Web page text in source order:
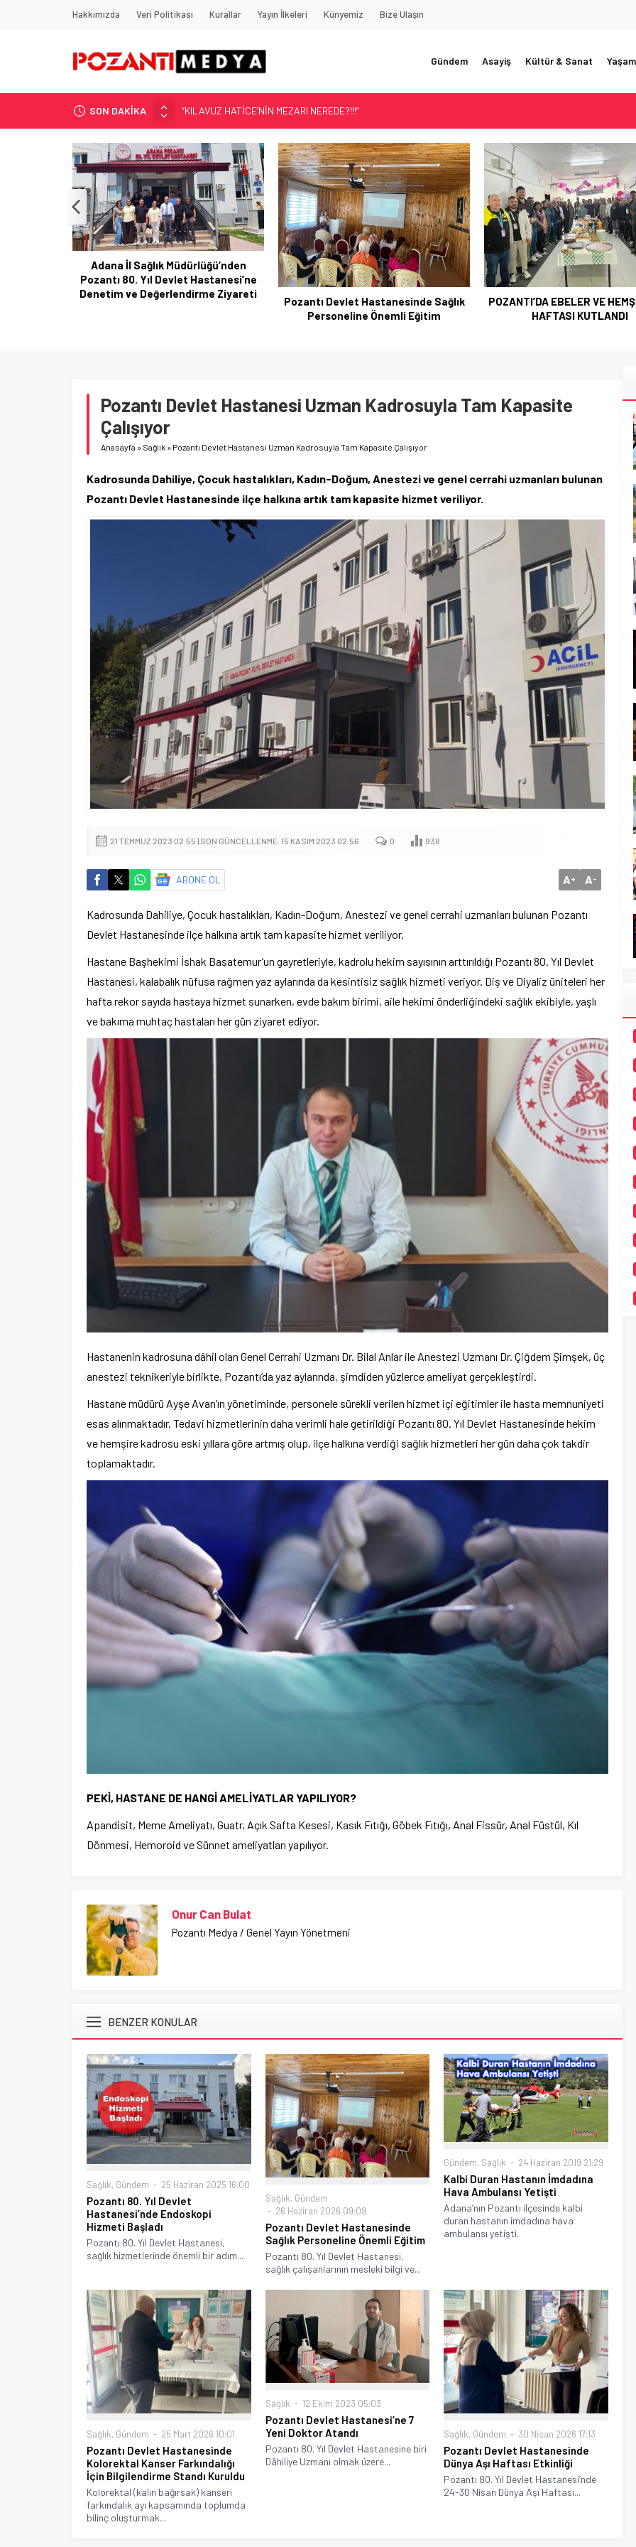
Hakkımızda Veri Politikası Kurallar Yayın İlkeleri Künyemiz Bize Ulaşın
Gündem Asayiş Kültür & Sanat Yaşam
SON DAKİKA
“KILAVUZ HATİCE’NİN MEZARI NEREDE?!!!”
Adana’nın Gizli Cenneti Pozantı Akçatekir Yaylası
Yılmaz Soğutma’dan Buzdolabı Uyarısı
Gaziantep, Mersin ve Adana’da Web Tasarımın Öncüsü GZR Ajans
Harun YÜCEL Yazdı: İLBER ORTAYLI
Adana İl Sağlık Müdürlüğü’nden
Pozantı 80. Yıl Devlet Hastanesi’ne
Denetim ve Değerlendirme Ziyareti
Pozantı Devlet Hastanesinde Sağlık
Personeline Önemli Eğitim
POZANTI’DA EBELER VE
HAFTASI KUTLANDI
Pozantı Devlet Hastanesi Uzman Kadrosuyla Tam Kapasite
Çalışıyor
Anasayfa » Sağlık » Pozantı Devlet Hastanesi Uzman Kadrosuyla Tam Kapasite Çalışıyor
Kadrosunda Dahiliye, Çocuk hastalıkları, Kadın-Doğum, Anestezi ve genel cerrahi uzmanları bulunan
Pozantı Devlet Hastanesinde ilçe halkına artık tam kapasite hizmet veriliyor.
21 TEMMUZ 2023 02:55 | SON GÜNCELLENME: 15 KASIM 2023 02:56 0 938
ABONE OL A+ A-
Kadrosunda Dahiliye, Çocuk hastalıkları, Kadın-Doğum, Anestezi ve genel cerrahi uzmanları bulunan Pozantı
Devlet Hastanesinde ilçe halkına artık tam kapasite hizmet veriliyor.
Hastane Başhekimi İshak Basatemur’un gayretleriyle, kadrolu hekim sayısının arttırıldığı Pozantı 80. Yıl Devlet
Hastanesi, kalabalık nüfusa rağmen yaz aylarında da kesintisiz sağlık hizmeti veriyor. Diş ve Diyaliz üniteleri her
hafta rekor sayıda hastaya hizmet sunarken, evde bakım birimi, aile hekimi önderliğindeki sağlık ekibiyle, yaşlı
ve bakıma muhtaç hastaları her gün ziyaret ediyor.
Hastanenin kadrosuna dâhil olan Genel Cerrahi Uzmanı Dr. Bilal Anlar ile Anestezi Uzmanı Dr. Çiğdem Şimşek, üç
anestezi teknikeriyle birlikte, Pozantı’da yaz aylarında, şimdiden yüzlerce ameliyat gerçekleştirdi.
Hastane müdürü Ayşe Avan’ın yönetiminde, personele sürekli verilen hizmet içi eğitimler ile hasta memnuniyeti
esas alınmaktadır. Tedavi hizmetlerinin daha verimli hale getirildiği Pozantı 80. Yıl Devlet Hastanesinde hekim
ve hemşire kadrosu eski yıllara göre artmış olup, ilçe halkına verdiği sağlık hizmetleri her gün daha çok takdir
toplamaktadır.
PEKİ, HASTANE DE HANGİ AMELİYATLAR YAPILIYOR?
Apandisit, Meme Ameliyatı, Guatr, Açık Safta Kesesi, Kasık Fıtığı, Göbek Fıtığı, Anal Fissür, Anal Füstül, Kıl
Dönmesi, Hemoroid ve Sünnet ameliyatları yapılıyor.
Onur Can Bulat
Pozantı Medya / Genel Yayın Yönetmeni
BENZER KONULAR
Sağlık, Gündem 25 Haziran 2025 16:00
Pozantı 80. Yıl Devlet
Hastanesi’nde Endoskopi
Hizmeti Başladı
Pozantı 80. Yıl Devlet Hastanesi,
sağlık hizmetlerinde önemli bir adım...
Sağlık, Gündem
26 Haziran 2026 09:09
Pozantı Devlet Hastanesinde
Sağlık Personeline Önemli Eğitim
Pozantı 80. Yıl Devlet Hastanesi,
sağlık çalışanlarının mesleki bilgi ve...
Gündem, Sağlık 24 Haziran 2019 21:29
Kalbi Duran Hastanın İmdadına
Hava Ambulansı Yetişti
Adana’nın Pozantı ilçesinde kalbi
duran hastanın imdadına hava
ambulansı yetişti.
Sağlık, Gündem 25 Mart 2026 10:01
Pozantı Devlet Hastanesinde
Kolorektal Kanser Farkındalığı
İçin Bilgilendirme Standı Kuruldu
Kolorektal (kalın bağırsak) kanseri
farkındalık ayı kapsamında toplumda
bilinç oluşturmak...
Sağlık 12 Ekim 2023 05:03
Pozantı Devlet Hastanesi’ne 7
Yeni Doktor Atandı
Pozantı 80. Yıl Devlet Hastanesine biri
Dâhiliye Uzmanı olmak üzere...
Sağlık, Gündem 30 Nisan 2026 17:13
Pozantı Devlet Hastanesinde
Dünya Aşı Haftası Etkinliği
Pozantı 80. Yıl Devlet Hastanesi’nde
24-30 Nisan Dünya Aşı Haftası...